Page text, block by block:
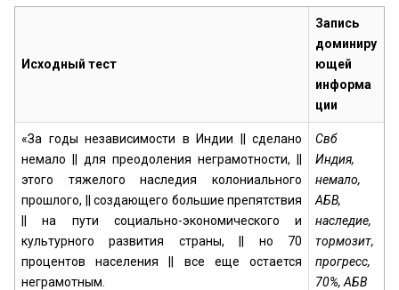
Исходный тест
Запись
доминиру
ющей
информа
ции
«За годы независимости в Индии || сделано
немало || для преодоления неграмотности, ||
этого тяжелого наследия колониального
прошлого, || создающего большие препятствия
|| на пути социально-экономического и
культурного развития страны, || но 70
процентов населения || все еще остается
неграмотным.
Свб
Индия,
немало,
АБВ,
наследие,
тормозит,
прогресс,
70%, АБВ